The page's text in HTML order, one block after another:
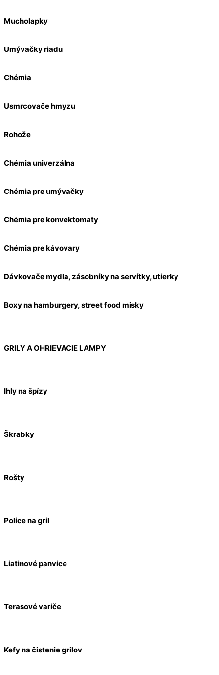
Mucholapky
Umývačky riadu
Chémia
Usmrcovače hmyzu
Rohože
Chémia univerzálna
Chémia pre umývačky
Chémia pre konvektomaty
Chémia pre kávovary
Dávkovače mydla, zásobníky na servítky, utierky
Boxy na hamburgery, street food misky
GRILY A OHRIEVACIE LAMPY
Ihly na špízy
Škrabky
Rošty
Police na gril
Liatinové panvice
Terasové variče
Kefy na čistenie grilov